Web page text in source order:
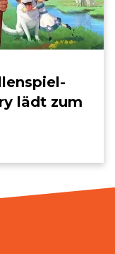
lädt zum